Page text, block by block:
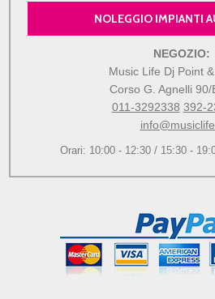
NOLEGGIO IMPIANTI
NEGOZIO:
Music Life Dj Point
Corso G. Agnelli 90/
011-3292338 392-
Orari: 10:00 - 12:30 / 15:30 -